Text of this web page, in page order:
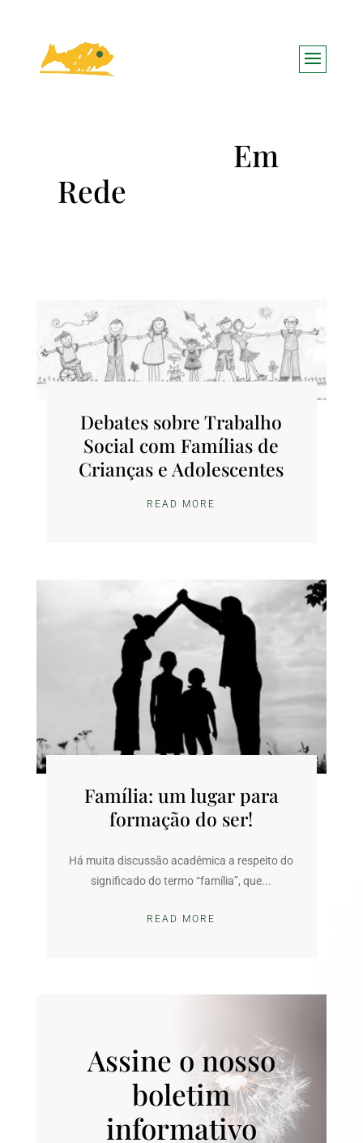
Debates sobre Trabalho
Social com Famílias de
Crianças e Adolescentes
READ MORE
Família: um lugar para
formação do ser!
Há muita discussão acadêmica a respeito do
significado do termo “família”, que...
READ MORE
Assine o nosso
boletim
informativo